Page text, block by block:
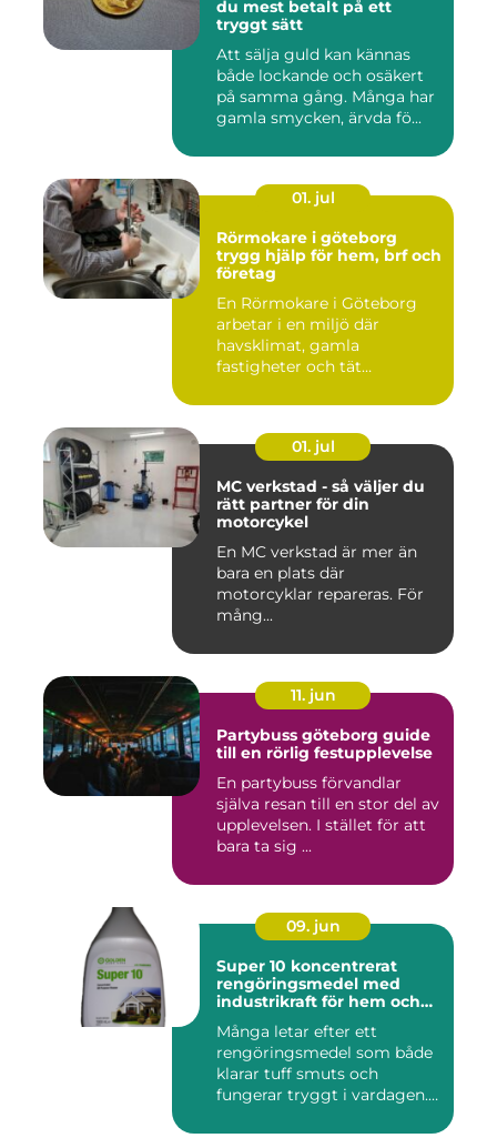
du mest betalt på ett
tryggt sätt
Att sälja guld kan kännas
både lockande och osäkert
på samma gång. Många har
gamla smycken, ärvda fö...
01. jul
Rörmokare i göteborg
trygg hjälp för hem, brf och
företag
En Rörmokare i Göteborg
arbetar i en miljö där
havsklimat, gamla
fastigheter och tät
01. jul
MC verkstad - så väljer du
rätt partner för din
motorcykel
En MC verkstad är mer än
bara en plats där
motorcyklar repareras. För
mång...
11. jun
Partybuss göteborg guide
till en rörlig festupplevelse
En partybuss förvandlar
själva resan till en stor del av
upplevelsen. I stället för att
bara ta sig ...
09. jun
Super 10 koncentrerat
rengöringsmedel med
industrikraft för hem och
Många letar efter ett
rengöringsmedel som både
klarar tuff smuts och
fungerar tryggt i vardagen.